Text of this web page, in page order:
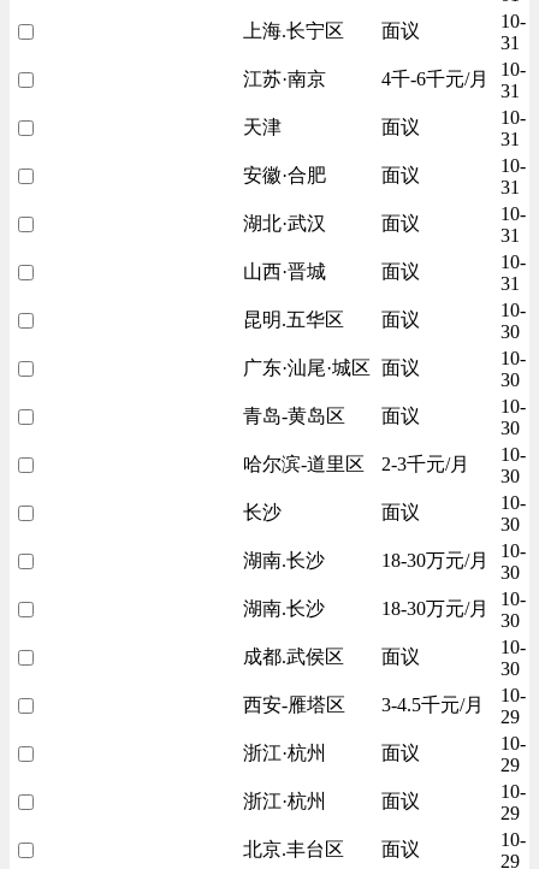
上海.长宁区
面议
10-
31
江苏·南京
4千-6千元/月
10-
31
天津
面议
10-
31
安徽·合肥
面议
10-
31
湖北·武汉
面议
10-
31
山西·晋城
面议
10-
31
昆明.五华区
面议
10-
30
广东·汕尾·城区 面议
10-
30
青岛-黄岛区
面议
10-
30
哈尔滨-道里区
2-3千元/月
10-
30
长沙
面议
10-
30
湖南.长沙
18-30万元/月
10-
30
湖南.长沙
18-30万元/月
10-
30
成都.武侯区
面议
10-
30
西安-雁塔区
3-4.5千元/月
10-
29
浙江·杭州
面议
10-
29
浙江·杭州
面议
10-
29
北京.丰台区
面议
10-
29